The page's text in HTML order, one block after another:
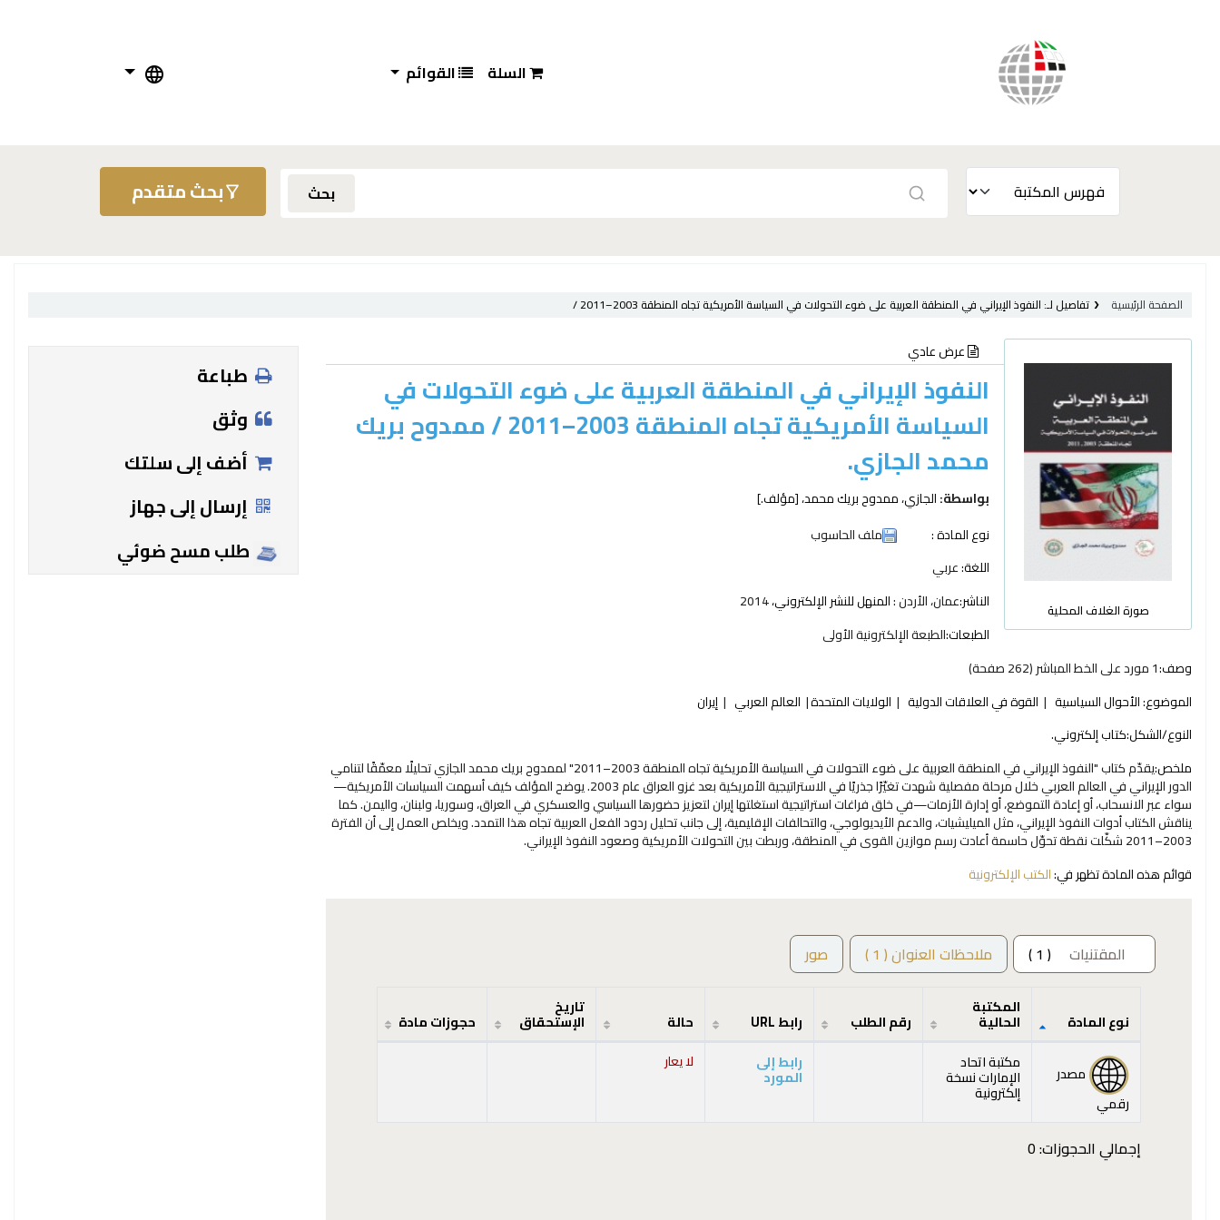
السلة القوائم
بحث بحث متقدم
الصفحة الرئيسية تفاصيل لـ: النفوذ الإيراني في المنطقة العربية على ضوء التحولات في السياسة الأمريكية تجاه المنطقة 2003–2011 /
صورة الغلاف المحلية
عرض عادي
النفوذ الإيراني في المنطقة العربية على ضوء التحولات في
السياسة الأمريكية تجاه المنطقة 2003–2011 / ممدوح بريك
محمد الجازي.
بواسطة:الجازي، ممدوح بريك محمد،[مؤلف.]
نوع المادة :
ملف الحاسوب
اللغة:عربي
الناشر:عمان، الأردن :المنهل للنشر الإلكتروني،
الطبعات:الطبعة الإلكترونية الأولى
وصف:1 مورد على الخط المباشر (262 صفحة)
الموضوع:الأحوال السياسية القوة في العلاقات الدولية الولايات المتحدة العالم العربي
إيران
النوع/الشكل:كتاب إلكتروني.
ملخص:
يقدّم كتاب "النفوذ الإيراني في المنطقة العربية على ضوء التحولات في السياسة الأمريكية تجاه المنطقة 2003–2011" لممدوح بريك محمد الجازي تحليلًا معمّقًا لتنامي
الدور الإيراني في العالم العربي خلال مرحلة مفصلية شهدت تغيّرًا جذريًا في الاستراتيجية الأمريكية بعد غزو العراق عام 2003. يوضح المؤلف كيف أسهمت السياسات الأمريكية—
سواء عبر الانسحاب، أو إعادة التموضع، أو إدارة الأزمات—في خلق فراغات استراتيجية استغلتها إيران لتعزيز حضورها السياسي والعسكري في العراق، وسوريا، ولبنان، واليمن. كما
يناقش الكتاب أدوات النفوذ الإيراني، مثل الميليشيات، والدعم الأيديولوجي، والتحالفات الإقليمية، إلى جانب تحليل ردود الفعل العربية تجاه هذا التمدد. ويخلص العمل إلى أن الفترة
2003–2011 شكّلت نقطة تحوّل حاسمة أعادت رسم موازين القوى في المنطقة، وربطت بين التحولات الأمريكية وصعود النفوذ الإيراني.
قوائم هذه المادة تظهر في:الكتب الإلكترونية
المقتنيات ( 1 ) ملاحظات العنوان ( 1 ) صور
المقتنيات
نوع المادة
المكتبة
الحالية رقم الطلب رابط URL حالة
تاريخ
الإستحقاق حجوزات مادة
مصدر
رقمي
مكتبة اتحاد
الإمارات نسخة
إلكترونية
رابط إلى
المورد
لا يعار
إجمالي الحجوزات: 0
طباعة
وثق
أضف إلى سلتك
إرسال إلى جهاز
طلب مسح ضوئي